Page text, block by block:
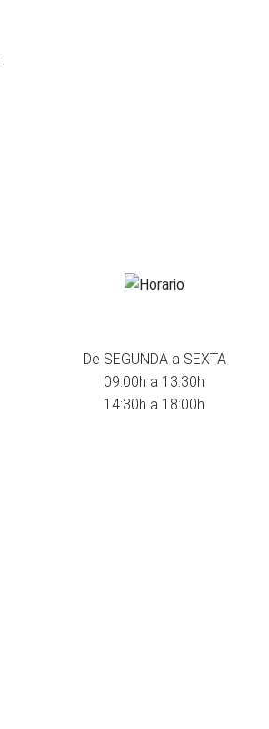
De SEGUNDA a SEXTA
09:00h a 13:30h
14:30h a 18:00h